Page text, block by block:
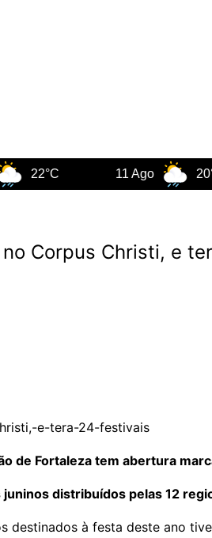
11 Ago 20°C
Corpus Christi, e
de Fortaleza tem abertura
distribuídos pelas 12
destinados à festa deste ano